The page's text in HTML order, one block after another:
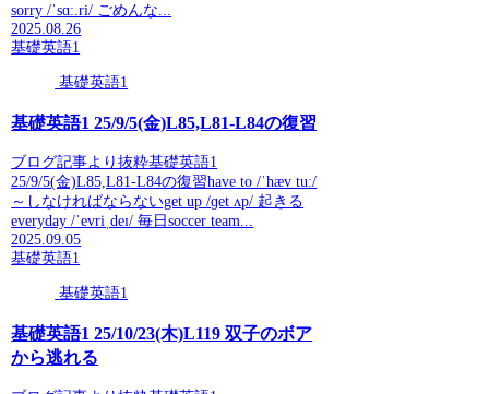
sorry /ˈsɑː.ri/ ごめんな...
2025.08.26
基礎英語1
基礎英語1
基礎英語1 25/9/5(金)L85,L81-L84の復習
ブログ記事より抜粋基礎英語1
25/9/5(金)L85,L81-L84の復習have to /ˈhæv tuː/
～しなければならないget up /ɡet ʌp/ 起きる
everyday /ˈevriˌdeɪ/ 毎日soccer team...
2025.09.05
基礎英語1
基礎英語1
基礎英語1 25/10/23(木)L119 双子のボア
から逃れる